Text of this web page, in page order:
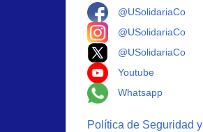
@USolidariaCo
@USolidariaCo
@USolidariaCo
Youtube
Whatsapp
Política de Seguridad y